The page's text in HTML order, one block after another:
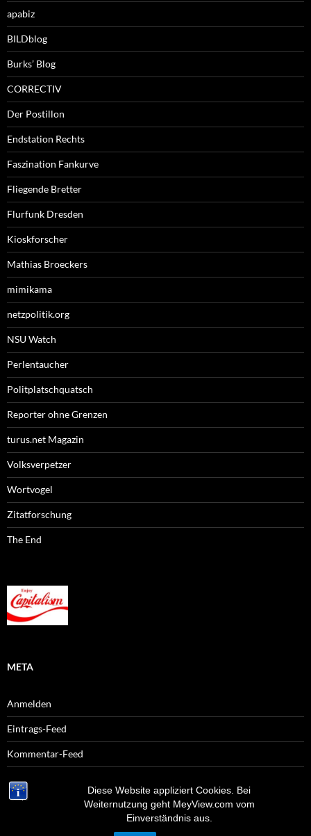
Diese Website appliziert Cookies. Bei
Weiternutzung geht MeyView.com vom
Einverständnis aus.
apabiz
BILDblog
Burks’ Blog
CORRECTIV
Der Postillon
Endstation Rechts
Faszination Fankurve
Fliegende Bretter
Flurfunk Dresden
Kioskforscher
Mathias Broeckers
mimikama
netzpolitik.org
NSU Watch
Perlentaucher
Politplatschquatsch
Reporter ohne Grenzen
turus.net Magazin
Volksverpetzer
Wortvogel
Zitatforschung
The End
META
Anmelden
Eintrags-Feed
Kommentar-Feed
WordPress.org